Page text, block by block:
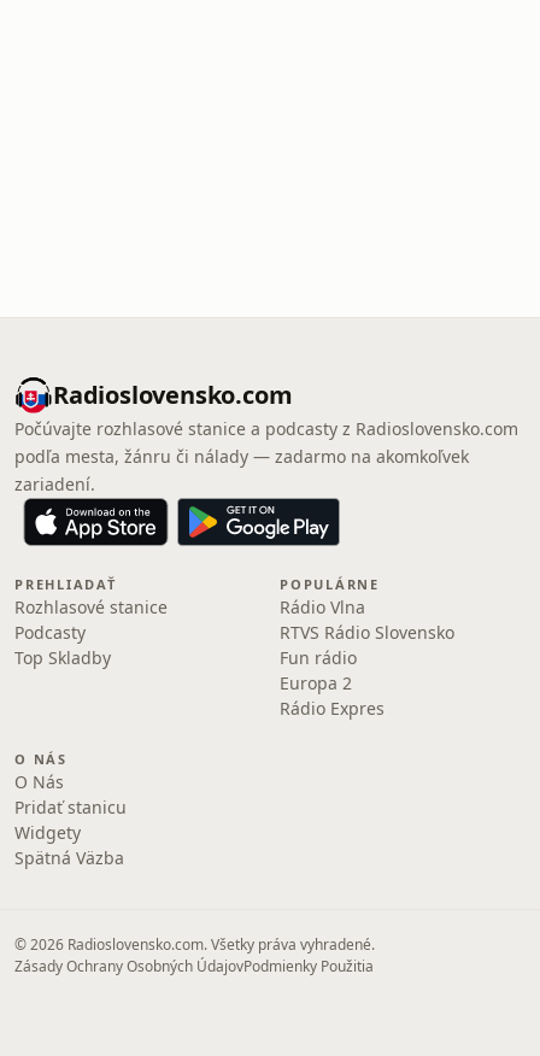
Radioslovensko.com
Počúvajte rozhlasové stanice a podcasty z Radioslovensko.com
podľa mesta, žánru či nálady — zadarmo na akomkoľvek
zariadení.
PREHLIADAŤ
Rozhlasové stanice
Podcasty
Top Skladby
POPULÁRNE
Rádio Vlna
RTVS Rádio Slovensko
Fun rádio
Europa 2
Rádio Expres
O NÁS
O Nás
Pridať stanicu
Widgety
Spätná Väzba
© 2026 Radioslovensko.com. Všetky práva vyhradené.
Zásady Ochrany Osobných ÚdajovPodmienky Použitia